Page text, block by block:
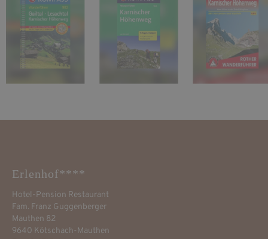
Erlenhof****
Hotel-Pension Restaurant
Fam. Franz Guggenberger
Mauthen 82
9640 Kötschach-Mauthen